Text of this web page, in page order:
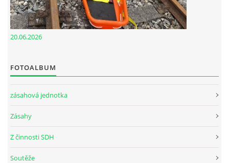
© 2026 eStránky.cz
20.06.2026
FOTOALBUM
zásahová jednotka
Zásahy
Z činnosti SDH
Soutěže